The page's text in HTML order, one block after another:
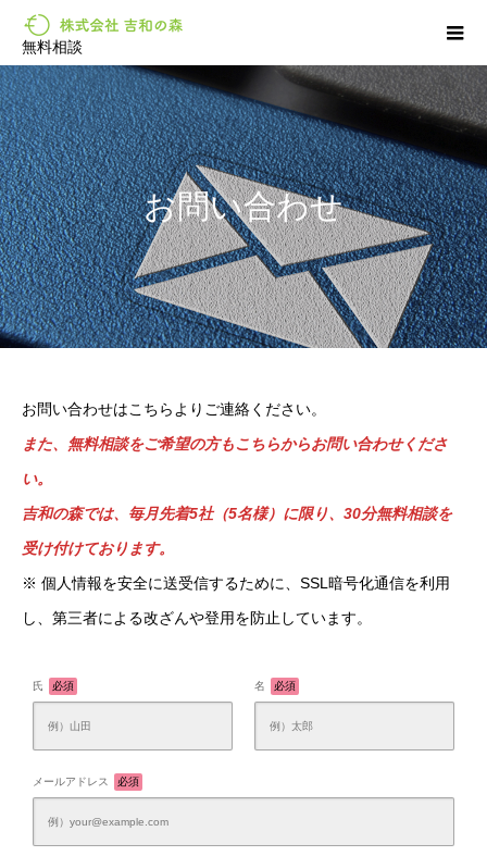
無料相談
お問い合わせ
お問い合わせはこちらよりご連絡ください。
また、無料相談をご希望の方もこちらからお問い合わせくださ
い。
吉和の森では、毎月先着5社（5名様）に限り、30分無料相談を
受け付けております。
※ 個人情報を安全に送受信するために、SSL暗号化通信を利用
し、第三者による改ざんや登用を防止しています。
氏 必須 名 必須
メールアドレス 必須